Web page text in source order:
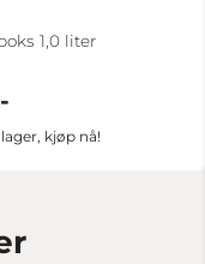
1,0 liter
kjøp nå!